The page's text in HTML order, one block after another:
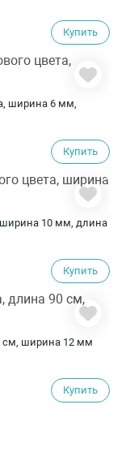
Купить
ширина 6 мм,
Купить
ширина 10 мм, длина
Купить
см, ширина 12 мм
Купить